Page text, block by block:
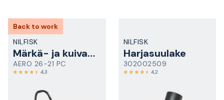
Back to work
NILFISK
Märkä- ja kuivaimuri
AERO 26-21 PC
4,3
NILFISK
Harjasuulake
302002509
4,2